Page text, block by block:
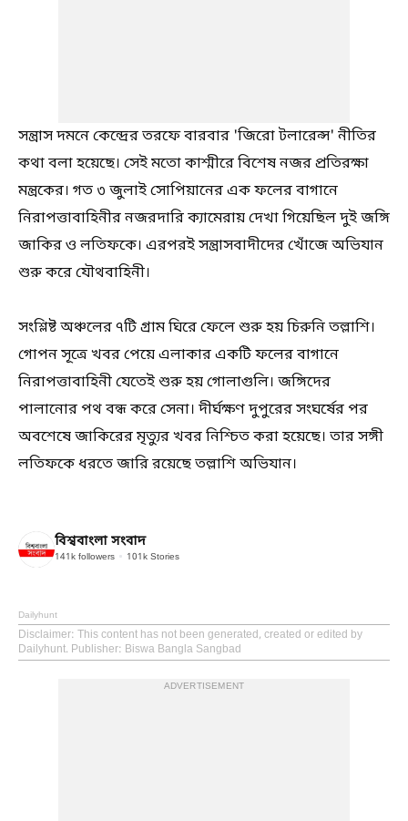
সন্ত্রাস দমনে কেন্দ্রের তরফে বারবার 'জিরো টলারেন্স' নীতির
কথা বলা হয়েছে। সেই মতো কাশ্মীরে বিশেষ নজর প্রতিরক্ষা
মন্ত্রকের। গত ৩ জুলাই সোপিয়ানের এক ফলের বাগানে
নিরাপত্তাবাহিনীর নজরদারি ক্যামেরায় দেখা গিয়েছিল দুই জঙ্গি
জাকির ও লতিফকে। এরপরই সন্ত্রাসবাদীদের খোঁজে অভিযান
শুরু করে যৌথবাহিনী।
সংশ্লিষ্ট অঞ্চলের ৭টি গ্রাম ঘিরে ফেলে শুরু হয় চিরুনি তল্লাশি।
গোপন সূত্রে খবর পেয়ে এলাকার একটি ফলের বাগানে
নিরাপত্তাবাহিনী যেতেই শুরু হয় গোলাগুলি। জঙ্গিদের
পালানোর পথ বন্ধ করে সেনা। দীর্ঘক্ষণ দুপুরের সংঘর্ষের পর
অবশেষে জাকিরের মৃত্যুর খবর নিশ্চিত করা হয়েছে। তার সঙ্গী
লতিফকে ধরতে জারি রয়েছে তল্লাশি অভিযান।
বিশ্ববাংলা সংবাদ
141k followers 101k Stories
Dailyhunt
Disclaimer: This content has not been generated, created or edited by
Dailyhunt. Publisher: Biswa Bangla Sangbad
ADVERTISEMENT